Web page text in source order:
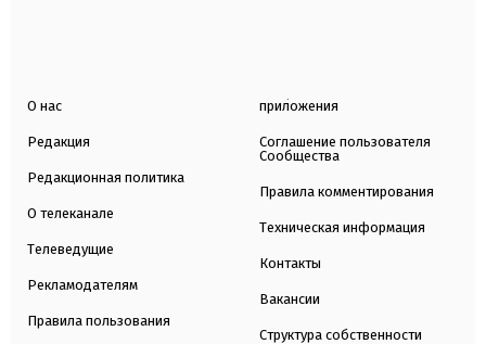
О нас
Редакция
Редакционная политика
О телеканале
Телеведущие
Рекламодателям
Правила пользования
приложения
Соглашение пользователя
Сообщества
Правила комментирования
Техническая информация
Контакты
Вакансии
Структура собственности